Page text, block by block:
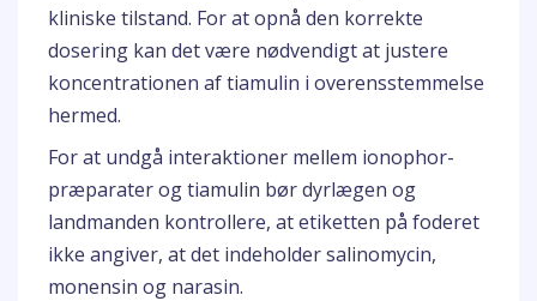
kliniske tilstand. For at opnå den korrekte
dosering kan det være nødvendigt at justere
koncentrationen af tiamulin i overensstemmelse
hermed.
For at undgå interaktioner mellem ionophor-
præparater og tiamulin bør dyrlægen og
landmanden kontrollere, at etiketten på foderet
ikke angiver, at det indeholder salinomycin,
monensin og narasin.